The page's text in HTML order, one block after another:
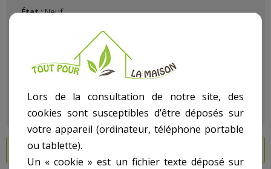
État :Neuf
EN SAVOIR PLUS
Lors de la consultation de notre site, des
cookies sont susceptibles d’être déposés sur
votre appareil (ordinateur, téléphone portable
ou tablette).
Un « cookie » est un fichier texte déposé sur